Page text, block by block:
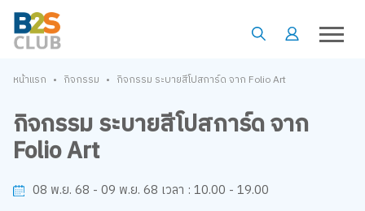
หน้าแรก • กิจกรรม • กิจกรรม ระบายสีโปสการ์ด จาก Folio Art
กิจกรรม ระบายสีโปสการ์ด จาก
Folio Art
08 พ.ย. 68 - 09 พ.ย. 68 เวลา : 10.00 - 19.00